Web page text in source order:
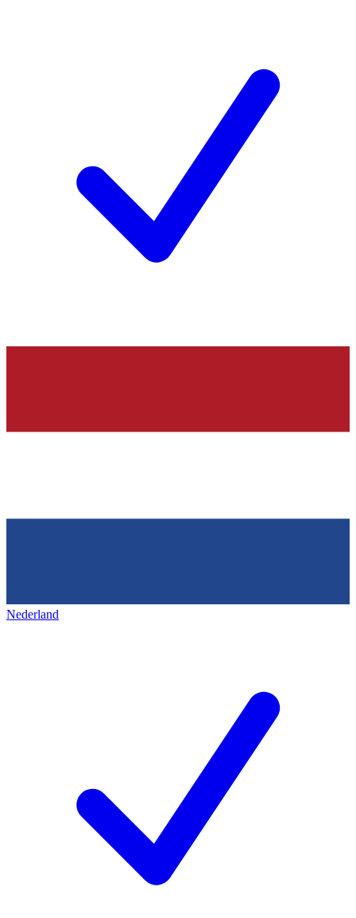
Nederland